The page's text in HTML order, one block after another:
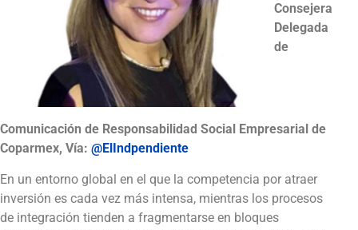
Consejera
Delegada
de
Comunicación de Responsabilidad Social Empresarial de
Coparmex, Vía: @ElIndpendiente
En un entorno global en el que la competencia por atraer
inversión es cada vez más intensa, mientras los procesos
de integración tienden a fragmentarse en bloques